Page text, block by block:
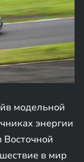
модельной
энергии
в мир